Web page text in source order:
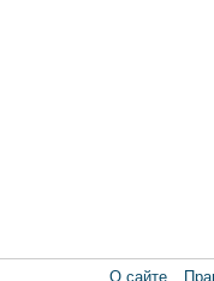
О сайте